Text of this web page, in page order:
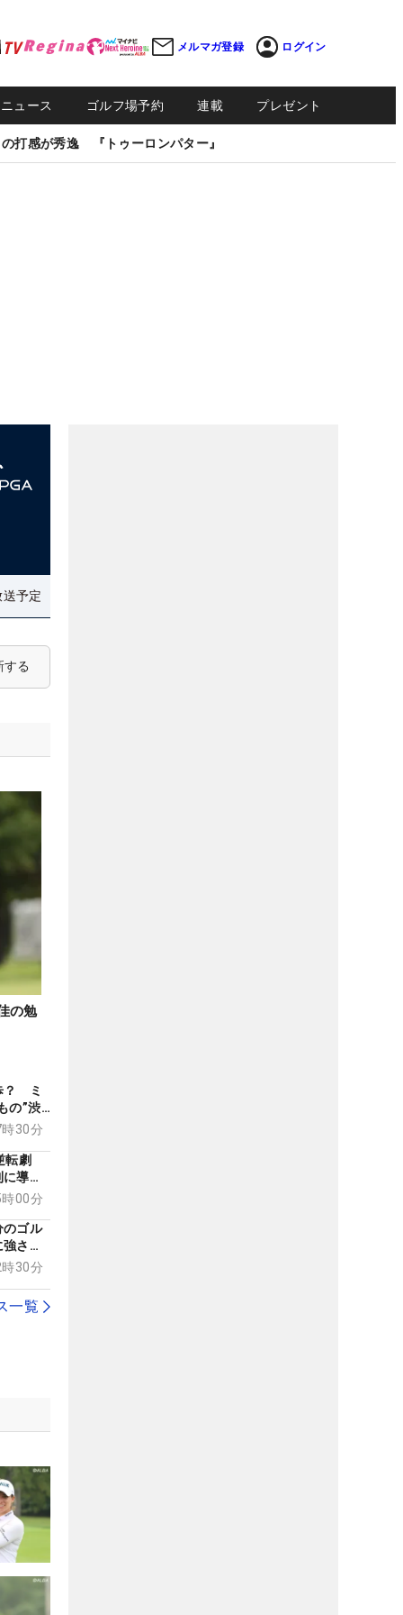
メルマガ登録 ログイン
ュース ゴルフ場予約 連載 プレゼント
打感が秀逸 『トゥーロンパター』
予定
する
の勉
？ ミ
の”渋
30分
転劇
導い
のド
00分
のゴル
さと
目】30分
一覧